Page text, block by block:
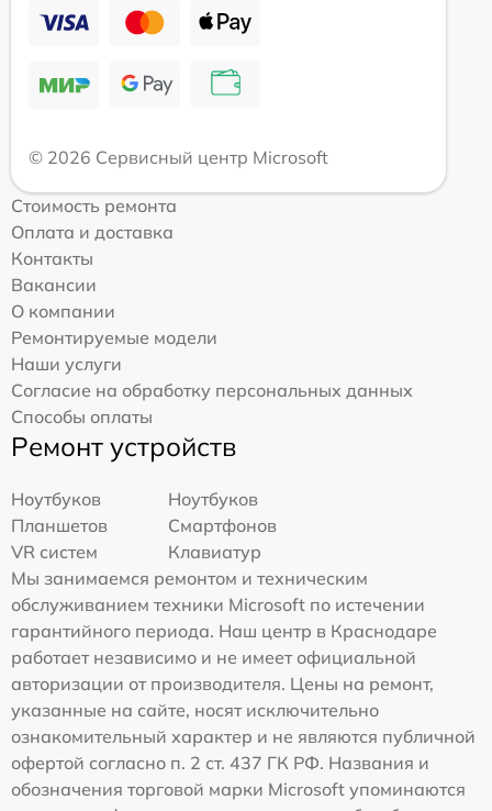
© 2026 Сервисный центр Microsoft
Стоимость ремонта
Оплата и доставка
Контакты
Вакансии
О компании
Ремонтируемые модели
Наши услуги
Согласие на обработку персональных данных
Способы оплаты
Ремонт устройств
Ноутбуков
Ноутбуков
Планшетов
Смартфонов
VR систем
Клавиатур
Мы занимаемся ремонтом и техническим
обслуживанием техники Microsoft по истечении
гарантийного периода. Наш центр в Краснодаре
работает независимо и не имеет официальной
авторизации от производителя. Цены на ремонт,
указанные на сайте, носят исключительно
ознакомительный характер и не являются публичной
офертой согласно п. 2 ст. 437 ГК РФ. Названия и
обозначения торговой марки Microsoft упоминаются